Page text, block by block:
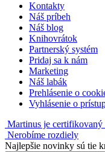
Kontakty
Náš príbeh
Náš blog
Knihovrátok
Partnerský systém
Pridaj sa k nám
Marketing
Náš labák
Prehlásenie o
Vyhlásenie o
Martinus je
Nerobíme rozdiely
Najlepšie novinky sú tie